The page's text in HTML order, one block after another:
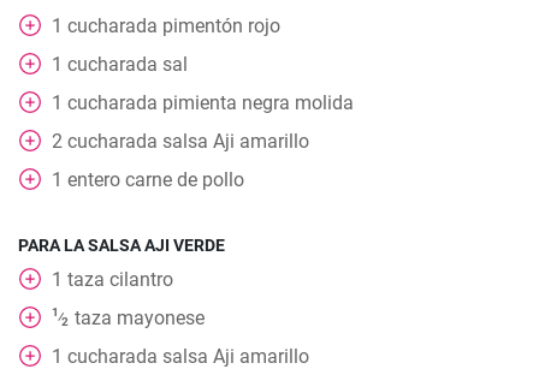
1 cucharada pimentón rojo
1 cucharada sal
1 cucharada pimienta negra molida
2 cucharada salsa Aji amarillo
1 entero carne de pollo
PARA LA SALSA AJI VERDE
1 taza cilantro
1⁄2 taza mayonese
1 cucharada salsa Aji amarillo